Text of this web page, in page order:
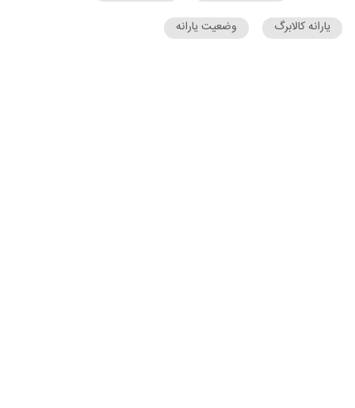
یارانه کالابرگ
وضعیت یارانه